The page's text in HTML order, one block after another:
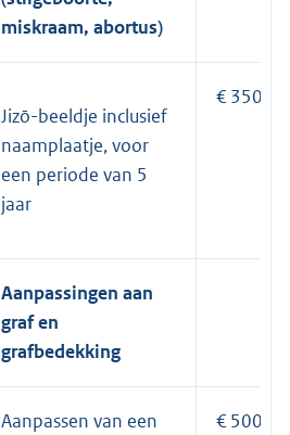
miskraam, abortus)
Jizō-beeldje inclusief
naamplaatje, voor
een periode van 5
jaar
€ 350
Aanpassingen aan
graf en
grafbedekking
Aanpassen van een
€ 500